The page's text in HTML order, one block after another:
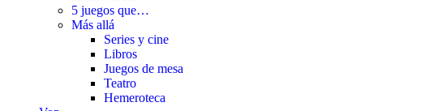
5 juegos que…
Más allá
Series y cine
Libros
Juegos de mesa
Teatro
Hemeroteca